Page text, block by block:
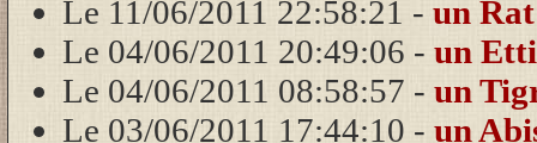
Le 11/06/2011 22:58:21 - un
Le 04/06/2011 20:49:06 - un
Le 04/06/2011 08:58:57 - un
Le 03/06/2011 17:44:10 - un